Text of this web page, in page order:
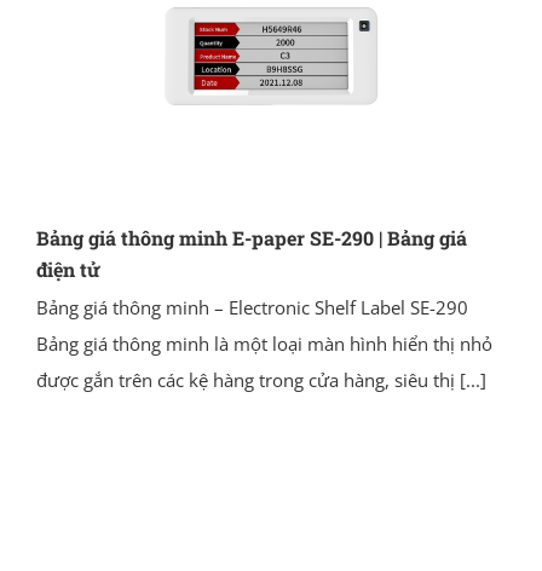
Bảng giá thông minh E-paper SE-290 | Bảng giá
điện tử
Bảng giá thông minh – Electronic Shelf Label SE-290
Bảng giá thông minh là một loại màn hình hiển thị nhỏ
được gắn trên các kệ hàng trong cửa hàng, siêu thị [...]